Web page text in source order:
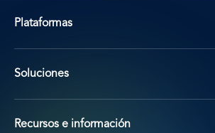
Plataformas
Soluciones
Recursos e información